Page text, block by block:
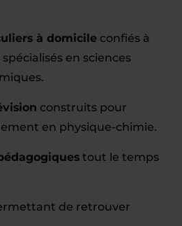
à domicile confiés à
en sciences
construits pour
en physique-chimie.
tout le temps
de retrouver